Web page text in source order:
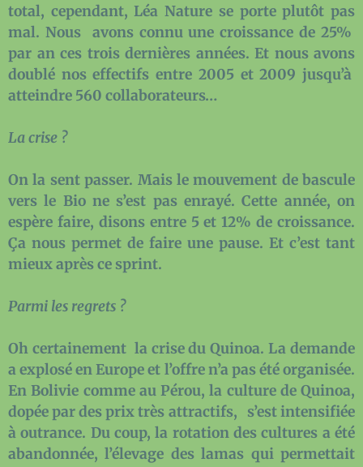
total, cependant, Léa Nature se porte plutôt pas
mal. Nous avons connu une croissance de 25%
par an ces trois dernières années. Et nous avons
doublé nos effectifs entre 2005 et 2009 jusqu’à
atteindre 560 collaborateurs…
La crise ?
On la sent passer. Mais le mouvement de bascule
vers le Bio ne s’est pas enrayé. Cette année, on
espère faire, disons entre 5 et 12% de croissance.
Ça nous permet de faire une pause. Et c’est tant
mieux après ce sprint.
Parmi les regrets ?
Oh certainement la crise du Quinoa. La demande
a explosé en Europe et l’offre n’a pas été organisée.
En Bolivie comme au Pérou, la culture de Quinoa,
dopée par des prix très attractifs, s’est intensifiée
à outrance. Du coup, la rotation des cultures a été
abandonnée, l’élevage des lamas qui permettait